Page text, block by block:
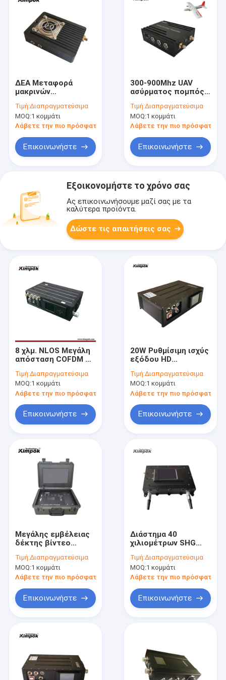
Σχετικά με εμάς
ΔΕΑ Μεταφορά
μακρινών
HD Ασύρματος
πομπός και δέκτης
με κρυπτογράφηση
bit
Τιμή:Διαπραγματεύσιμα
MOQ:1 κομμάτι
Λάβετε την πιο πρόσφατη τιμή
Επικοινωνήστε
300-900Mhz UAV
ασύρματος πομπός
μακράς εμβέλειας
σύνδεση δεδομένων
drone με ιδιωτικό
ταχύτητα 450km / h
Τιμή:Διαπραγματεύσιμα
MOQ:1 κομμάτι
Λάβετε την πιο πρόσφατη
Επικοινωνήστε
Εξοικονομήστε το χρόνο σας
Ας επικοινωνήσουμε μαζί σας με τα
καλύτερα προϊόντα.
Δώστε τις απαιτήσεις σας
8 χλμ. NLOS Μεγάλη
απόσταση COFDM HD
βίντεο 5-10W
Ρυθμίσιμος
αποστέλλων AV
χαμηλής
καθυστέρησης με
κωδικοποίηση H.264
Τιμή:Διαπραγματεύσιμα
MOQ:1 κομμάτι
Λάβετε την πιο πρόσφατη τιμή
Επικοινωνήστε
20W Ρυθμίσιμη ισχύς
εξόδου HD
αποστέλλων AV
COFDM Μονωτής
UAV Video
Transmitter AES
κρυπτογράφηση
Ασφάλεια
Τιμή:Διαπραγματεύσιμα
MOQ:1 κομμάτι
Λάβετε την πιο πρόσφατη
Επικοινωνήστε
Μεγάλης εμβέλειας
δέκτης βίντεο
ιντσών 1 κανάλι
Τιμή:Διαπραγματεύσιμα
MOQ:1 κομμάτι
Λάβετε την πιο πρόσφατη τιμή
Επικοινωνήστε
Διάστημα 40
χιλιομέτρων SHG
COFDM Σύστημα
ασύρματης
μετάδοσης για
βίντεο πομπός
Τιμή:Διαπραγματεύσιμα
MOQ:1 κομμάτι
Λάβετε την πιο πρόσφατη
Επικοινωνήστε